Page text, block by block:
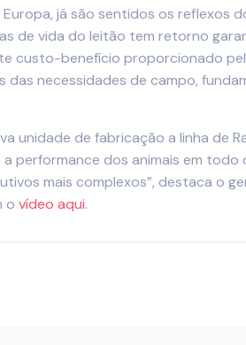
Europa, já são sentidos os
de vida do leitão tem retorno
custo-benefício proporcionado
necessidades de campo,
unidade de fabricação a linha de
performance dos animais em
mais complexos”, destaca o
ovídeo aqui.